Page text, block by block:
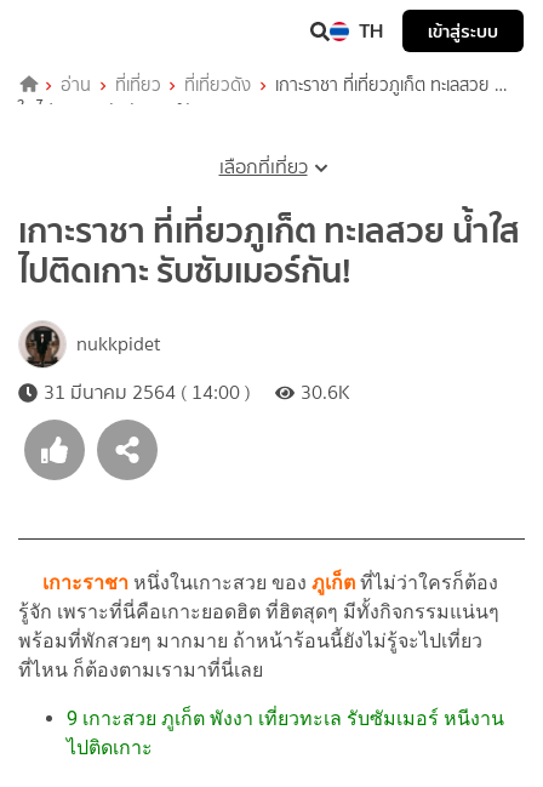
TH เข้าสู่ระบบ
อ่าน ที่เที่ยว ที่เที่ยวดัง
เกาะราชา ที่เที่ยวภูเก็ต ทะเลสวย น้ำ
ใส ไปติดเกาะ รับซัมเมอร์กัน!
เลือกที่เที่ยว
เกาะราชา ที่เที่ยวภูเก็ต ทะเลสวย น้ำใส
ไปติดเกาะ รับซัมเมอร์กัน!
nukkpidet
31 มีนาคม 2564 ( 14:00 )
30.6K
เกาะราชา หนึ่งในเกาะสวย ของ ภูเก็ต ที่ไม่ว่าใครก็ต้อง
รู้จัก เพราะที่นี่คือเกาะยอดฮิต ที่ฮิตสุดๆ มีทั้งกิจกรรมแน่นๆ
พร้อมที่พักสวยๆ มากมาย ถ้าหน้าร้อนนี้ยังไม่รู้จะไปเที่ยว
ที่ไหน ก็ต้องตามเรามาที่นี่เลย
9 เกาะสวย ภูเก็ต พังงา เที่ยวทะเล รับซัมเมอร์ หนีงาน
ไปติดเกาะ